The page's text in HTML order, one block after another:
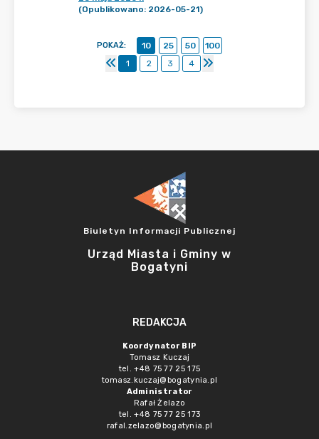
(Opublikowano: 2026-05-21)
POKAŻ: 10 25 50
100
1
2 3 4
Biuletyn Informacji Publicznej
Urząd Miasta i Gminy w
Bogatyni
REDAKCJA
Koordynator BIP
Tomasz Kuczaj
tel. +48 75 77 25 175
tomasz.kuczaj@bogatynia.pl
Administrator
Rafał Żelazo
tel. +48 75 77 25 173
rafal.zelazo@bogatynia.pl